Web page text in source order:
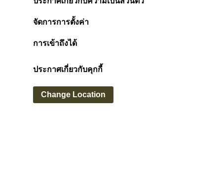
จัดการการตั้งค่า
การเข้าถึงได้
ประกาศเกี่ยวกับคุกกี้
Change Location